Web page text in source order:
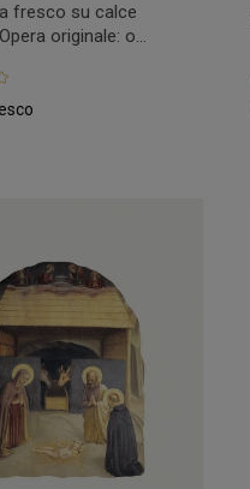
fresco su calce
originale: o...